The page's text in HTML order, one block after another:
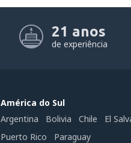
21 anos
de experiência
América do Sul
Argentina
Bolivia Chile El
Puerto Rico
Paraguay